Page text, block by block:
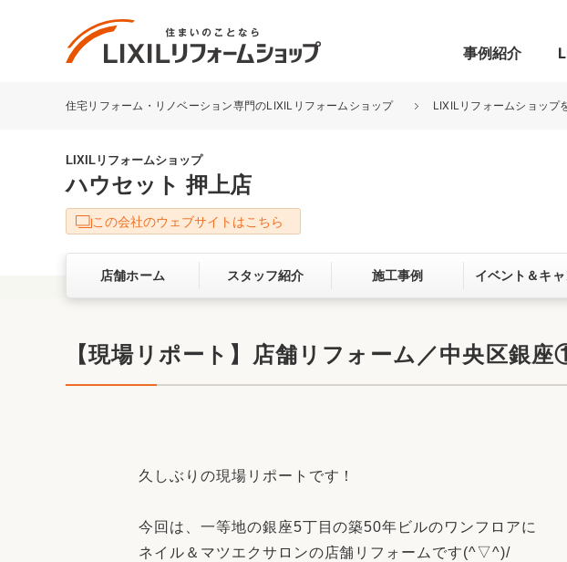
事例紹介
リフォーム事例を探す
キッチン
洗面化粧室 トイレ 玄
ベランダ・バルコニー ガーデンスペース
LIXILリフォームショップについて
サービス向上・品質改善の取り組み お客さま満足度ア
リフォームコンシェルジュ®
リフォームお役立ち
住宅リフォーム・リノベーション専門のLIXILリフォームショップ LIXILリフォームショップ
LIXILリフォームショップ
ハウセット 押上店
この会社のウェブサイトはこちら
店舗ホーム スタッフ紹介 施工事例 イベント＆キ
【現場リポート】店舗リフォーム／中央区銀
久しぶりの現場リポートです！
今回は、一等地の銀座5丁目の築50年ビルのワンフロアに
ネイル＆マツエクサロンの店舗リフォームです(^▽^)/